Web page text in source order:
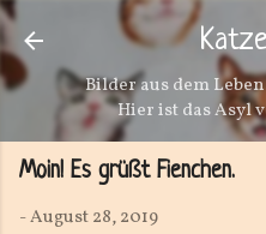
Direkt
Bilder aus dem
Hier ist das Asyl
Moin! Es grüßt Fienchen.
-August 28, 2019